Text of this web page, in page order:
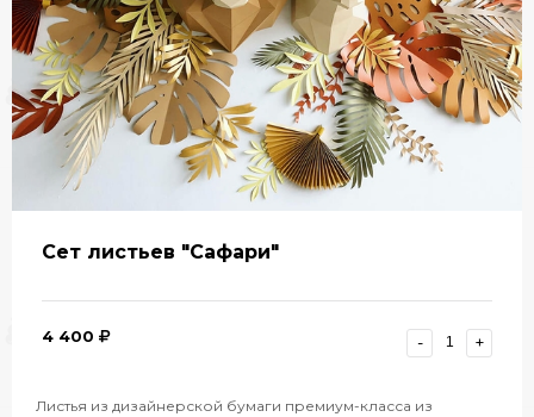
Сет листьев "Сафари"
4 400 - +
Листья из дизайнерской бумаги премиум-класса из